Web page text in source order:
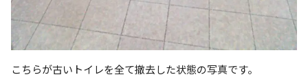
こちらが古いトイレを全て撤去した状態の写真です。